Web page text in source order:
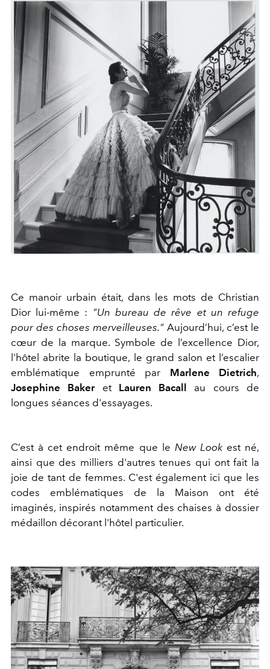
Ce manoir urbain était, dans les mots de Christian
Dior lui-même : "Un bureau de rêve et un refuge
pour des choses merveilleuses." Aujourd’hui, c’est le
cœur de la marque. Symbole de l’excellence Dior,
l'hôtel abrite la boutique, le grand salon et l’escalier
emblématique emprunté par Marlene Dietrich,
Josephine Bakeret Lauren Bacall
au cours de
longues séances d'essayages.
C’est à cet endroit même que le New Lookest né,
ainsi que des milliers d'autres tenues qui ont fait la
joie de tant de femmes. C'est également ici que les
codes emblématiques de la Maison ont été
imaginés, inspirés notamment des chaises à dossier
médaillon décorant l'hôtel particulier.